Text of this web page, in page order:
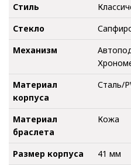
Стиль
Стекло
Механизм
Материал
корпуса
Сталь/
Материал
браслета
Кожа
Размер корпуса
41 мм